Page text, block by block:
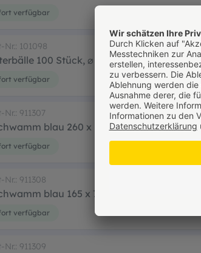
verfügbar
101098
100 Stück, ⌀ ca. 30 mm
verfügbar
911307
blau 260 x 180 x 34 mm - PPI 25
verfügbar
911308
blau 165 x 75 x 30 mm - PPI 25
verfügbar
911309